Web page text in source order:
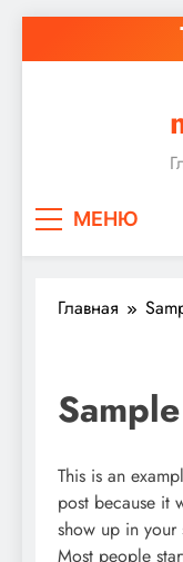
к
МЕНЮ
Главная
This is an
post because it
show up in your
Most people